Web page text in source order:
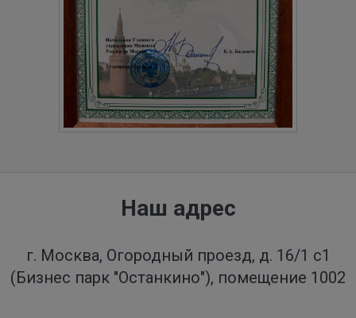
Наш адрес
г. Москва, Огородный проезд, д. 16/1 с1
(Бизнес парк "Останкино"), помещение 1002